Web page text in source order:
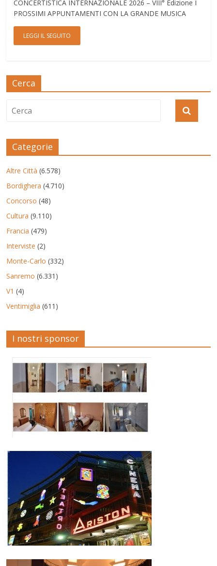
CONCERTISTICA INTERNAZIONALE 2026 – VIII° Edizione I
PROSSIMI APPUNTAMENTI CON LA GRANDE MUSICA
LEGGI IL SEGUITO
Cerca
Categorie
Altre Città (6.578)
Bordighera (4.710)
Concorso (48)
Cultura (9.110)
Francia (479)
Interviste (2)
Monte-Carlo (332)
Sanremo (6.331)
V1 (4)
Ventimiglia (611)
I nostri sponsor